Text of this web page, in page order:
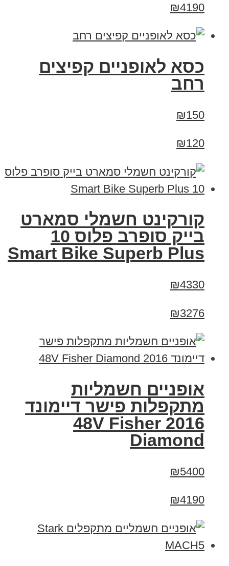
₪4190
כסא לאופניים קפיצים
רחב
₪150
₪120
קורקינט חשמלי סמארט
בייק סופרב פלוס 10
Smart Bike Superb Plus
₪4330
₪3276
אופניים חשמליות
מתקפלות פישר דיימונד
2016 48V Fisher
Diamond
₪5400
₪4190